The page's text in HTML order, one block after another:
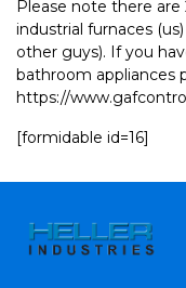
Please note there
industrial furnaces
other guys). If you
bathroom appliances
https://
[formidable id=16]